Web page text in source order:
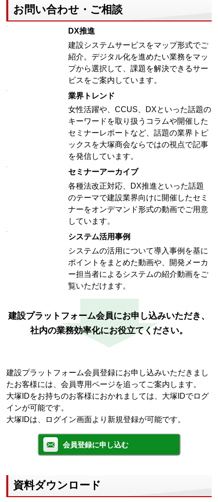
お問い合わせ・ご相談
DX推進
建設システムサービスをマップ形式でご
紹介。デジタル化を進めたい業務をマッ
プから選択して、課題を解決できるサー
ビスをご案内しています。
業界トレンド
女性活躍や、CCUS、DXといった話題の
キーワードを取り扱うコラムや開催した
セミナーレポートなど、話題の業界トピ
ックスを大塚商会ならではの視点で記事
を発信しています。
セミナーアーカイブ
各種法改正対応、DX推進といった話題
のテーマで建設業界向けに開催したセミ
ナーをオンデマンド形式の動画でご用意
しています。
システム活用事例
システムの活用について導入事例を基に
ポイントをまとめた動画や、開発メーカ
ー担当者によるシステムの紹介動画をご
覧いただけます。
建設プラットフォーム会員にお申し込みいただき、
社内の業務効率化にお役立てください。
建設プラットフォーム会員登録にお申し込みいただきまし
たお客様には、会員専用ページを追ってご案内します。
大塚IDをお持ちのお客様におかれましては、大塚IDでログ
インが可能です。
大塚IDは、ログイン画面より新規登録が可能です。
会員登録に申し込む
資料ダウンロード